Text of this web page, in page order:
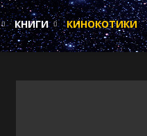
КНИГИ КИНОКОТИКИ